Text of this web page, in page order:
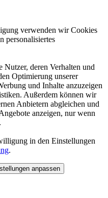
verwenden wir Cookies
personalisiertes
Nutzer, deren Verhalten und
Optimierung unserer
und Inhalte anzuzeigen
Außerdem können wir
Anbietern abgleichen und
anzeigen, nur wenn
in den Einstellungen
.
anpassen